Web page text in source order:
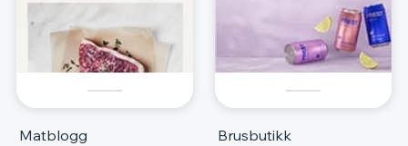
Matblogg Brusbutikk